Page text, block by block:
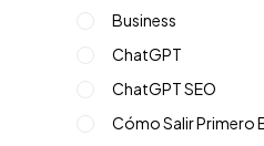
Business
ChatGPT
ChatGPT SEO
Cómo Salir Primero